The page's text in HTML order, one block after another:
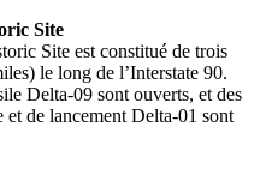
Site
Site est constitué de trois
le long de l’Interstate 90.
Delta-09 sont ouverts, et des
et de lancement Delta-01 sont